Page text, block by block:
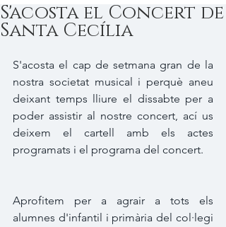
S'acosta el Concert de
Santa Cecília
S'acosta el cap de setmana gran de la
nostra societat musical i perquè aneu
deixant temps lliure el dissabte per a
poder assistir al nostre concert, ací us
deixem el cartell amb els actes
programats i el programa del concert.
Aprofitem per a agrair a tots els
alumnes d'infantil i primària del col·legi